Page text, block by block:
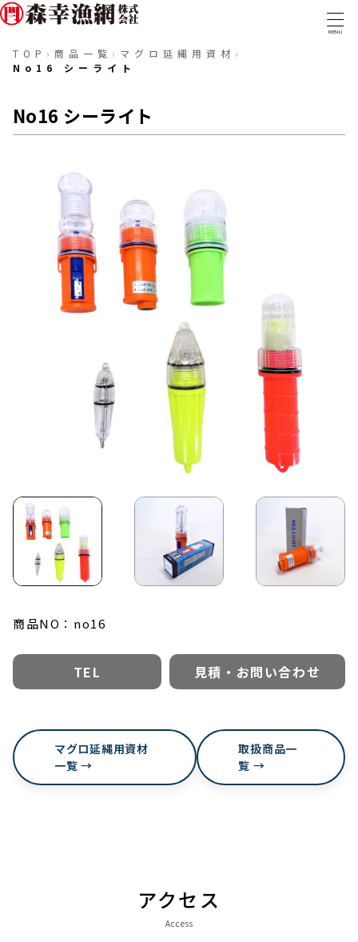
MENU
事業内容
取扱商品
ロープ・ワイヤー
糸・組紐
テグス・コード
金具類
マグロ延縄用資材
トローリング・釣具
船具・備品
防災・防疫
採用情報
〒288-0056 千葉県銚子市新生町1-40-1
TEL : 0479-22-4567
受付時間：平日8:00-17:00
お問い合わせ オーダーシート
TOP › 商品一覧 › マグロ延縄用資材 ›
No16 シーライト
No16 シーライト
商品NO：no16
TEL 見積・お問い合わせ
マグロ延縄用資材
一覧→
取扱商品一
覧 →
アクセス
Access